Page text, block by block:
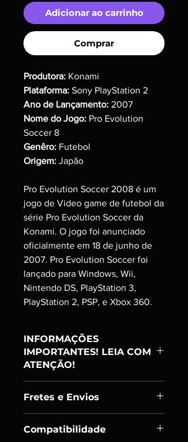
Adicionar ao carrinho
Comprar
Produtora: Konami
Plataforma: Sony PlayStation 2
Ano de Lançamento: 2007
Nome do Jogo: Pro Evolution
Soccer 8
Genêro: Futebol
Origem: Japão
Pro Evolution Soccer 2008 é um
jogo de Video game de futebol da
série Pro Evolution Soccer da
Konami. O jogo foi anunciado
oficialmente em 18 de junho de
2007. Pro Evolution Soccer foi
lançado para Windows, Wii,
Nintendo DS, PlayStation 3,
PlayStation 2, PSP, e Xbox 360.
INFORMAÇÕES
IMPORTANTES! LEIA COM
ATENÇÃO!
PRODUTO USADO;
ADQUIRIDO E TESTADO UM A UM;
SÓ DISPONIBILIZAMOS PARA
VENDA ITENS EM CONDIÇÕES DE
Fretes e Envios
após confirmação de pagamento.
Compatibilidade